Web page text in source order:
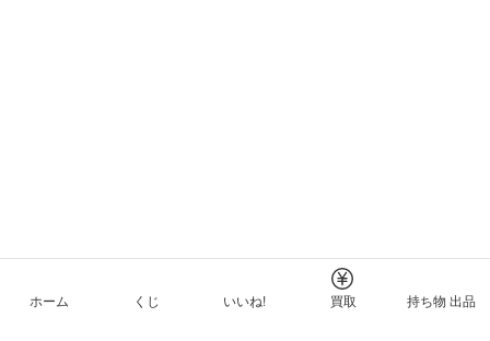
ホーム くじ いいね! 買取 持ち物 出品